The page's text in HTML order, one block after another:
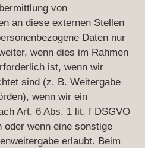
von
an diese externen Stellen
Daten nur
wenn dies im Rahmen
ist, wenn wir
sind (z. B. Weitergabe
wenn wir ein
Art. 6 Abs. 1 lit. f DSGVO
oder wenn eine sonstige
erlaubt. Beim